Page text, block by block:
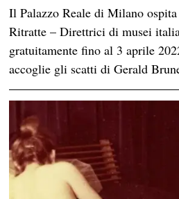
Il Palazzo Reale di Milano
Ritratte – Direttrici di musei
gratuitamente fino al 3 aprile
accoglie gli scatti di Gerald